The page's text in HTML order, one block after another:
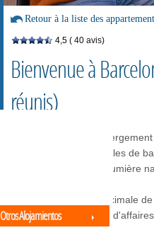
Retour à la liste des
4,5 ( 40 avis)
Bienvenue à
réunis)
Vous recherchez
de 4 chambres et 2 salles de
relaxant et baigné de lumière
Avec une capacité maximale
que pour des voyages
Otros Alojamientos